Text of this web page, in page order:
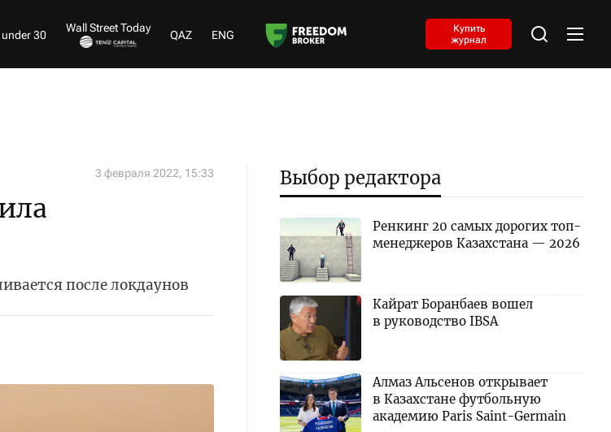
30
Wall Street Today
QAZ ENG
Купить
журнал
3 февраля 2022, 15:33
после локдаунов
Выбор редактора
Ренкинг 20 самых дорогих топ-
менеджеров Казахстана — 2026
Кайрат Боранбаев вошел
в руководство IBSA
Алмаз Альсенов открывает
в Казахстане футбольную
академию Paris Saint-Germain